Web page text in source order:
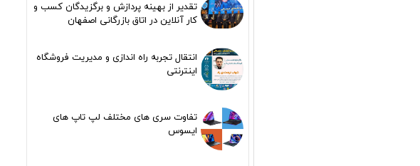
تقدیر از بهینه پردازش و برگزیدگان کسب و
کار آنلاین در اتاق بازرگانی اصفهان
انتقال تجربه راه اندازی و مدیریت فروشگاه
اینترنتی
تفاوت سری های مختلف لپ تاپ های
ایسوس